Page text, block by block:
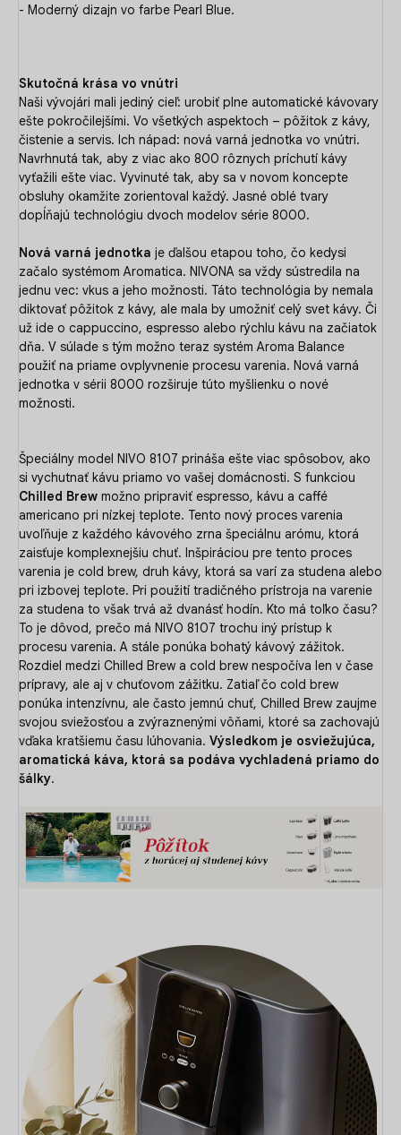
- Moderný dizajn vo farbe Pearl Blue.
Skutočná krása vo vnútri
Naši vývojári mali jediný cieľ: urobiť plne automatické kávovary
ešte pokročilejšími. Vo všetkých aspektoch – pôžitok z kávy,
čistenie a servis. Ich nápad: nová varná jednotka vo vnútri.
Navrhnutá tak, aby z viac ako 800 rôznych príchutí kávy
vyťažili ešte viac. Vyvinuté tak, aby sa v novom koncepte
obsluhy okamžite zorientoval každý. Jasné oblé tvary
dopĺňajú technológiu dvoch modelov série 8000.
Nová varná jednotka je ďalšou etapou toho, čo kedysi
začalo systémom Aromatica. NIVONA sa vždy sústredila na
jednu vec: vkus a jeho možnosti. Táto technológia by nemala
diktovať pôžitok z kávy, ale mala by umožniť celý svet kávy. Či
už ide o cappuccino, espresso alebo rýchlu kávu na začiatok
dňa. V súlade s tým možno teraz systém Aroma Balance
použiť na priame ovplyvnenie procesu varenia. Nová varná
jednotka v sérii 8000 rozširuje túto myšlienku o nové
možnosti.
Špeciálny model NIVO 8107 prináša ešte viac spôsobov, ako
si vychutnať kávu priamo vo vašej domácnosti. S funkciou
Chilled Brew možno pripraviť espresso, kávu a caffé
americano pri nízkej teplote. Tento nový proces varenia
uvoľňuje z každého kávového zrna špeciálnu arómu, ktorá
zaisťuje komplexnejšiu chuť. Inšpiráciou pre tento proces
varenia je cold brew, druh kávy, ktorá sa varí za studena alebo
pri izbovej teplote. Pri použití tradičného prístroja na varenie
za studena to však trvá až dvanásť hodín. Kto má toľko času?
To je dôvod, prečo má NIVO 8107 trochu iný prístup k
procesu varenia. A stále ponúka bohatý kávový zážitok.
Rozdiel medzi Chilled Brew a cold brew nespočíva len v čase
prípravy, ale aj v chuťovom zážitku. Zatiaľ čo cold brew
ponúka intenzívnu, ale často jemnú chuť, Chilled Brew zaujme
svojou sviežosťou a zvýraznenými vôňami, ktoré sa zachovajú
vďaka kratšiemu času lúhovania. Výsledkom je osviežujúca,
aromatická káva, ktorá sa podáva vychladená priamo do
šálky.